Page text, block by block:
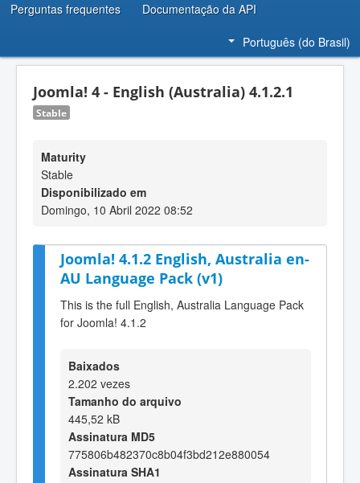
Perguntas frequentes Documentação da API
Português (do Brasil)
Joomla! 4 - English (Australia) 4.1.2.1
Stable
Maturity
Stable
Disponibilizado em
Domingo, 10 Abril 2022 08:52
Joomla! 4.1.2 English, Australia en-
AU Language Pack (v1)
This is the full English, Australia Language Pack
for Joomla! 4.1.2
Baixados
2.202 vezes
Tamanho do arquivo
445,52 kB
Assinatura MD5
775806b482370c8b04f3bd212e880054
Assinatura SHA1